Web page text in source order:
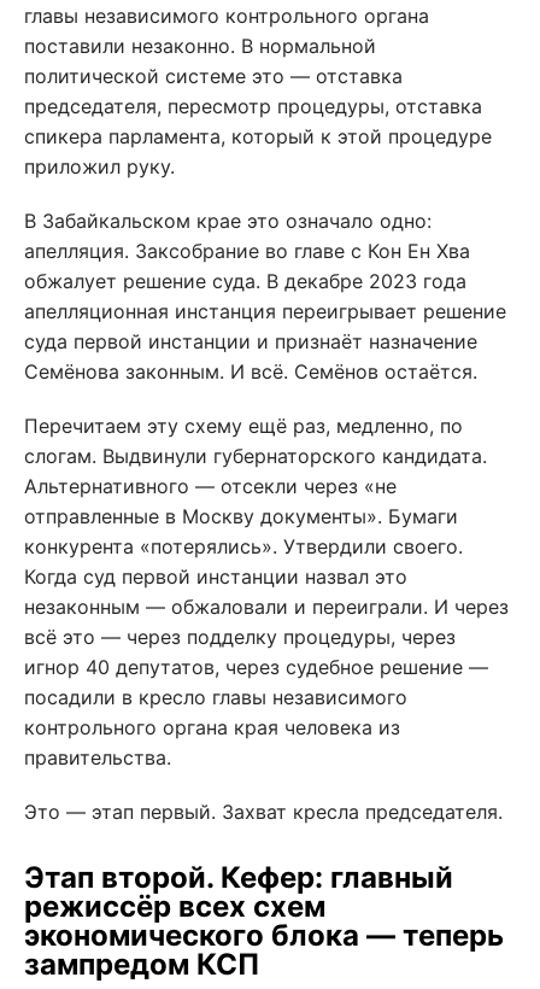
главы независимого контрольного органа
поставили незаконно. В нормальной
политической системе это — отставка
председателя, пересмотр процедуры, отставка
спикера парламента, который к этой процедуре
приложил руку.
В Забайкальском крае это означало одно:
апелляция. Заксобрание во главе с Кон Ен Хва
обжалует решение суда. В декабре 2023 года
апелляционная инстанция переигрывает решение
суда первой инстанции и признаёт назначение
Семёнова законным. И всё. Семёнов остаётся.
Перечитаем эту схему ещё раз, медленно, по
слогам. Выдвинули губернаторского кандидата.
Альтернативного — отсекли через «не
отправленные в Москву документы». Бумаги
конкурента «потерялись». Утвердили своего.
Когда суд первой инстанции назвал это
незаконным — обжаловали и переиграли. И через
всё это — через подделку процедуры, через
игнор 40 депутатов, через судебное решение —
посадили в кресло главы независимого
контрольного органа края человека из
правительства.
Это — этап первый. Захват кресла председателя.
Этап второй. Кефер: главный
режиссёр всех схем
экономического блока — теперь
зампредом КСП